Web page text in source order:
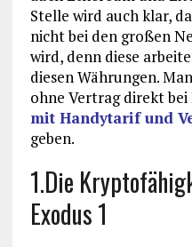
Stelle wird auch klar,
nicht bei den großen
wird, denn diese
diesen Währungen.
ohne Vertrag direkt bei
mit Handytarif und
geben.
1.Die
Exodus 1